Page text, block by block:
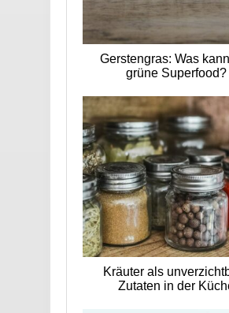
Gerstengras: Was
grüne Superfood?
Kräuter als
Zutaten in der